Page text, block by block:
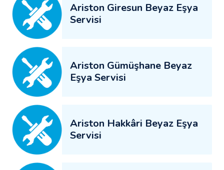
Ariston Giresun Beyaz Eşya
Servisi
Ariston Gümüşhane Beyaz
Eşya Servisi
Ariston Hakkâri Beyaz Eşya
Servisi